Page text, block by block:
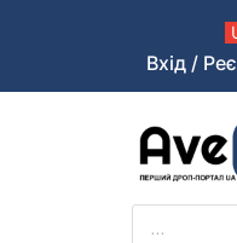
Вхід /
Aveopt – оптова
PRODUCTS
SEARCH